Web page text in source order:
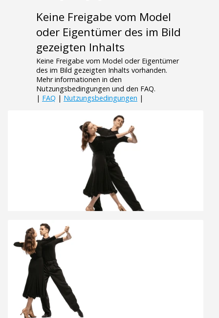
Keine Freigabe vom Model
oder Eigentümer des im Bild
gezeigten Inhalts
Keine Freigabe vom Model oder Eigentümer
des im Bild gezeigten Inhalts vorhanden.
Mehr informationen in den
Nutzungsbedingungen und den FAQ.
| FAQ | Nutzungsbedingungen |